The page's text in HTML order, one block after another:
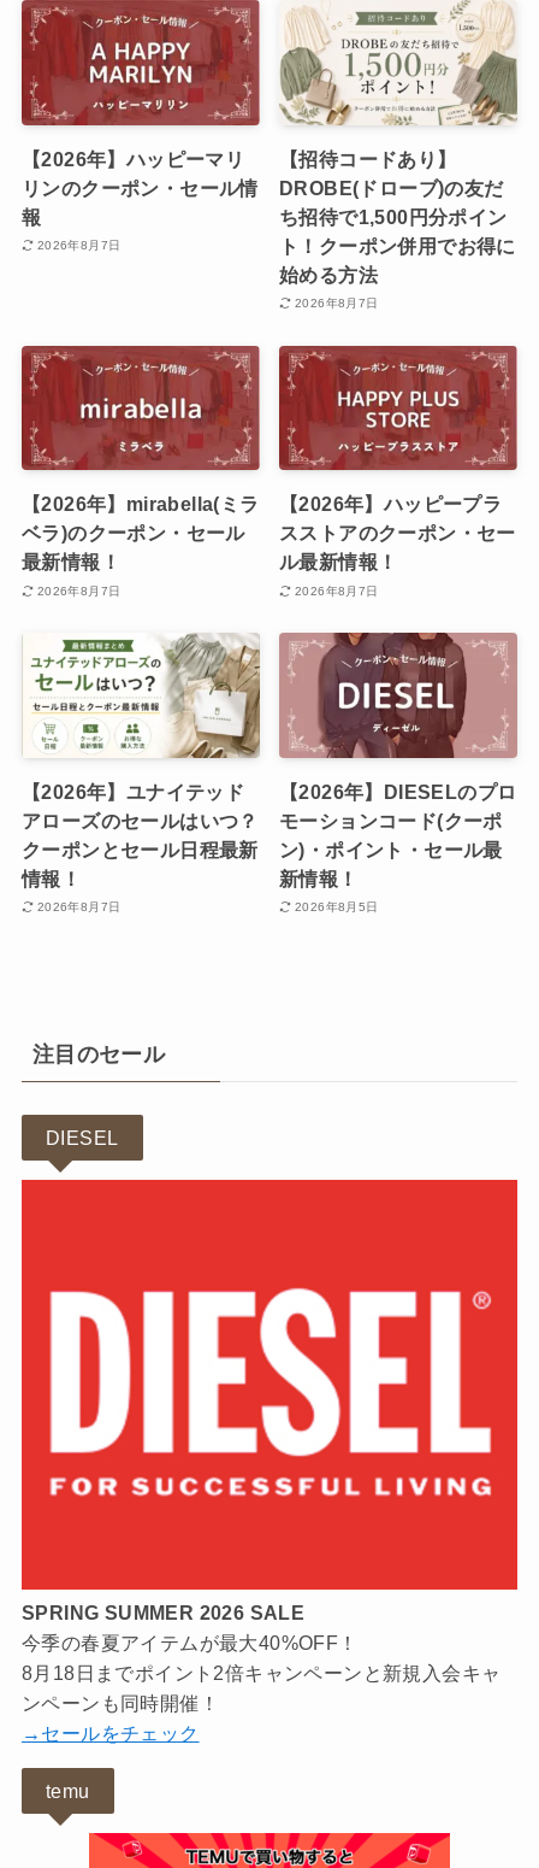
【2026年】ハッピーマリ
リンのクーポン・セール情
報
2026年8月7日
【招待コードあり】
DROBE(ドローブ)の友だ
ち招待で1,500円分ポイン
ト！クーポン併用でお得に
始める方法
2026年8月7日
【2026年】mirabella(ミラ
ベラ)のクーポン・セール
最新情報！
2026年8月7日
【2026年】ハッピープラ
スストアのクーポン・セー
ル最新情報！
2026年8月7日
【2026年】ユナイテッド
アローズのセールはいつ？
クーポンとセール日程最新
情報！
2026年8月7日
【2026年】DIESELのプロ
モーションコード(クーポ
ン)・ポイント・セール最
新情報！
2026年8月5日
注目のセール
DIESEL
SPRING SUMMER 2026 SALE
今季の春夏アイテムが最大40%OFF！
8月18日までポイント2倍キャンペーンと新規入会キャ
ンペーンも同時開催！
→セールをチェック
temu